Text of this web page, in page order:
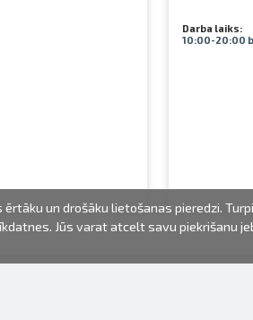
Darba laiks:
10:00-20:00
un drošāku lietošanas pieredzi.
Jūs varat atcelt savu piekrišanu